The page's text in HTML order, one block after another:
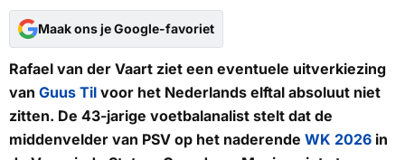
Maak ons je Google-favoriet
Rafael van der Vaart ziet een eventuele uitverkiezing
van Guus Til voor het Nederlands elftal absoluut niet
zitten. De 43-jarige voetbalanalist stelt dat de
middenvelder van PSV op het naderende WK 2026 in